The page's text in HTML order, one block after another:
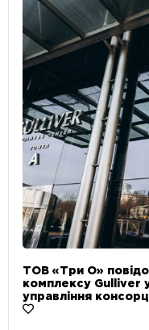
ТОВ «Три О»
комплексу Gulliver
управління